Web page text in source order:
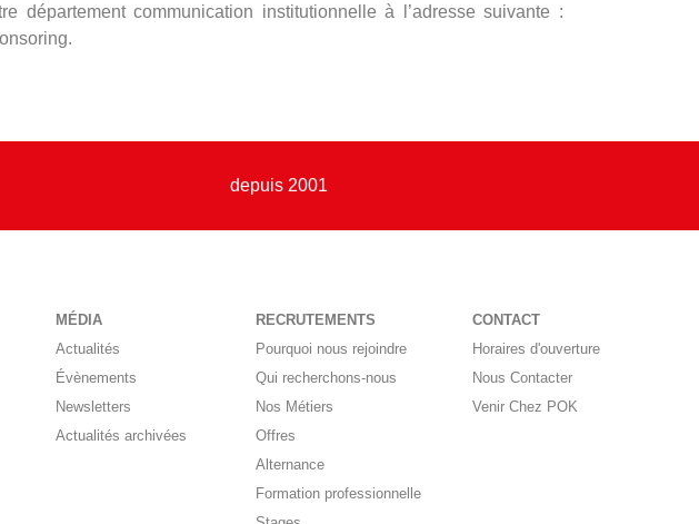
département communication institutionnelle à l’adresse suivante :
depuis 2001
MÉDIA
Actualités
Évènements
Newsletters
Actualités archivées
RECRUTEMENTS
Pourquoi nous rejoindre
Qui recherchons-nous
Nos Métiers
Offres
Alternance
Formation professionnelle
CONTACT
Horaires d'ouverture
Nous Contacter
Venir Chez POK